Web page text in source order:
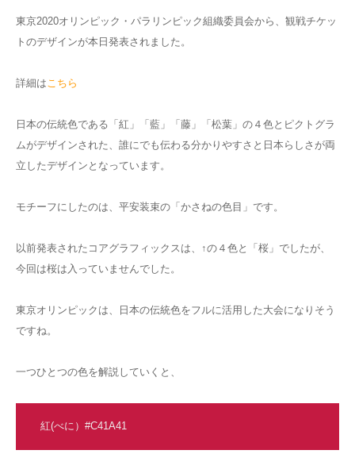
東京2020オリンピック・パラリンピック組織委員会から、観戦チケッ
トのデザインが本日発表されました。
詳細はこちら
日本の伝統色である「紅」「藍」「藤」「松葉」の４色とピクトグラ
ムがデザインされた、誰にでも伝わる分かりやすさと日本らしさが両
立したデザインとなっています。
モチーフにしたのは、平安装束の「かさねの色目」です。
以前発表されたコアグラフィックスは、↑の４色と「桜」でしたが、
今回は桜は入っていませんでした。
東京オリンピックは、日本の伝統色をフルに活用した大会になりそう
ですね。
一つひとつの色を解説していくと、
紅(べに）#C41A41